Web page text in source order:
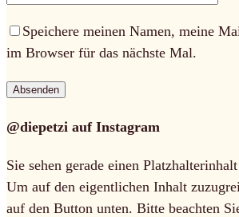
Speichere meinen Namen, meine
im Browser für das nächste Mal.
@diepetzi auf Instagram
Sie sehen gerade einen
Um auf den eigentlichen Inhalt
auf den Button unten. Bitte beachten